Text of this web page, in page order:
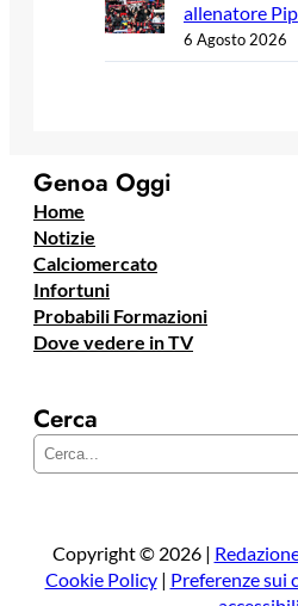
allenatore
6 Agosto 2026
Genoa Oggi
Home
Notizie
Calciomercato
Infortuni
Probabili Formazioni
Dove vedere in TV
Cerca
e
a
Copyright © 2026 |
Cookie Policy| Preferenze sui